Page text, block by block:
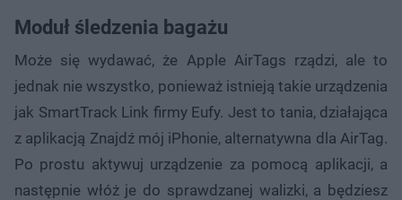
Moduł śledzenia bagażu
Może się wydawać, że Apple AirTags rządzi, ale to
jednak nie wszystko, ponieważ istnieją takie urządzenia
jak SmartTrack Link firmy Eufy. Jest to tania, działająca
z aplikacją Znajdź mój iPhonie, alternatywna dla AirTag.
Po prostu aktywuj urządzenie za pomocą aplikacji, a
następnie włóż je do sprawdzanej walizki, a będziesz